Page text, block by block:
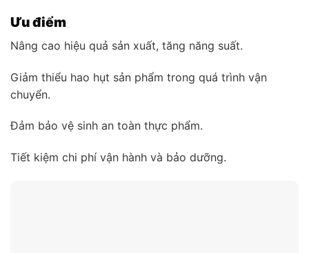
Ưu điểm
Nâng cao hiệu quả sản xuất, tăng năng suất.
Giảm thiểu hao hụt sản phẩm trong quá trình vận
chuyển.
Đảm bảo vệ sinh an toàn thực phẩm.
Tiết kiệm chi phí vận hành và bảo dưỡng.